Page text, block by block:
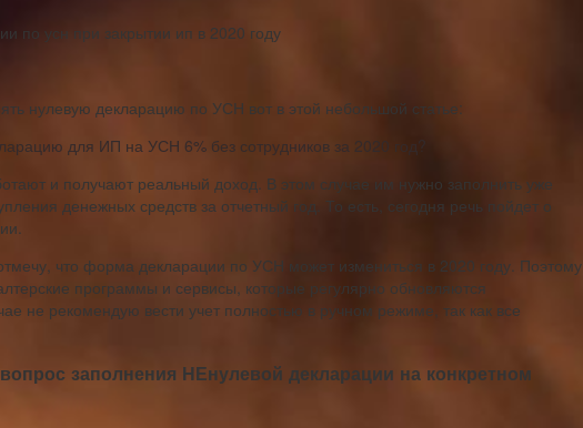
нулевую декларацию по УСН вот в этой небольшой статье:
для ИП на УСН 6% без сотрудников за 2020 год?
и получают реальный доход. В этом случае им нужно заполнить уже
денежных средств за отчетный год. То есть, сегодня речь пойдет о
что форма декларации по УСН может измениться в 2020 году. Поэтому,
программы и сервисы, которые регулярно обновляются
не рекомендую вести учет полностью в ручном режиме, так как все
заполнения НЕнулевой декларации на конкретном